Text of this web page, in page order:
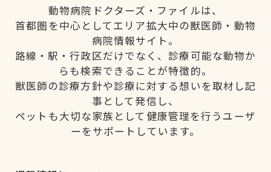
動物病院ドクターズ・ファイルは、
首都圏を中心としてエリア拡大中の獣医師・動物
病院情報サイト。
路線・駅・行政区だけでなく、診療可能な動物か
らも検索できることが特徴的。
獣医師の診療方針や診療に対する想いを取材し記
事として発信し、
ペットも大切な家族として健康管理を行うユーザ
ーをサポートしています。